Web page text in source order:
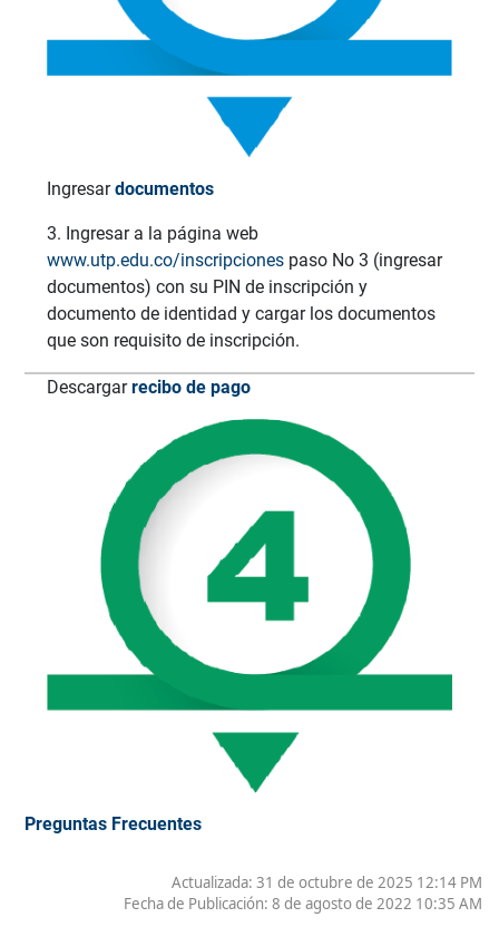
Ingresardocumentos
3. Ingresar a la página web
www.utp.edu.co/inscripciones paso No 3 (ingresar
documentos) con su PIN de inscripción y
documento de identidad y cargar los documentos
que son requisito de inscripción.
Descargarrecibo de pago
Preguntas Frecuentes
Actualizada: 31 de octubre de 2025 12:14 PM
Fecha de Publicación: 8 de agosto de 2022 10:35 AM